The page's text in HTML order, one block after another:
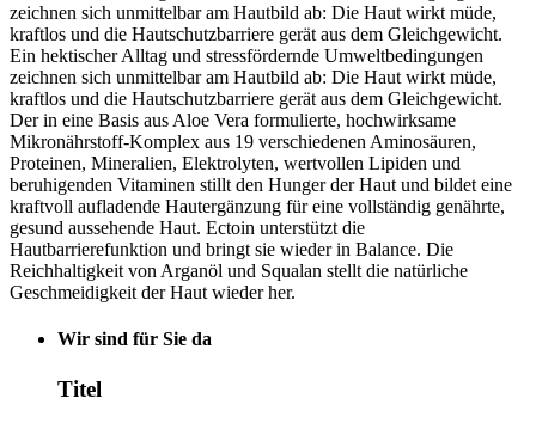
zeichnen sich unmittelbar am Hautbild ab: Die Haut wirkt müde,
kraftlos und die Hautschutzbarriere gerät aus dem Gleichgewicht.
Ein hektischer Alltag und stressfördernde Umweltbedingungen
zeichnen sich unmittelbar am Hautbild ab: Die Haut wirkt müde,
kraftlos und die Hautschutzbarriere gerät aus dem Gleichgewicht.
Der in eine Basis aus Aloe Vera formulierte, hochwirksame
Mikronährstoff-Komplex aus 19 verschiedenen Aminosäuren,
Proteinen, Mineralien, Elektrolyten, wertvollen Lipiden und
beruhigenden Vitaminen stillt den Hunger der Haut und bildet eine
kraftvoll aufladende Hautergänzung für eine vollständig genährte,
gesund aussehende Haut. Ectoin unterstützt die
Hautbarrierefunktion und bringt sie wieder in Balance. Die
Reichhaltigkeit von Arganöl und Squalan stellt die natürliche
Geschmeidigkeit der Haut wieder her.
Wir sind für Sie da
Titel